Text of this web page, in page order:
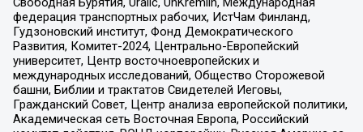
федерация транспортных рабочих, ИстЧам Финланд,
Гудзоновский институт, Фонд Демократического
Развития, Комитет-2024, Центрально-Европейский
университет, Центр восточноевропейских и
международных исследований, Общество Сторожевой
башни, Библии и трактатов Свидетелей Иеговы,
Гражданский Совет, Центр анализа европейской политики,
Академическая сеть Восточная Европа, Российский